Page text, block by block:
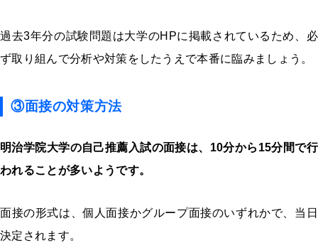
過去3年分の試験問題は大学のHPに掲載されているため、必
ず取り組んで分析や対策をしたうえで本番に臨みましょう。
③面接の対策方法
明治学院大学の自己推薦入試の面接は、 10分から15分間で行
われることが多いようです。
面接の形式は、個人面接かグループ面接のいずれかで、当日
決定されます。